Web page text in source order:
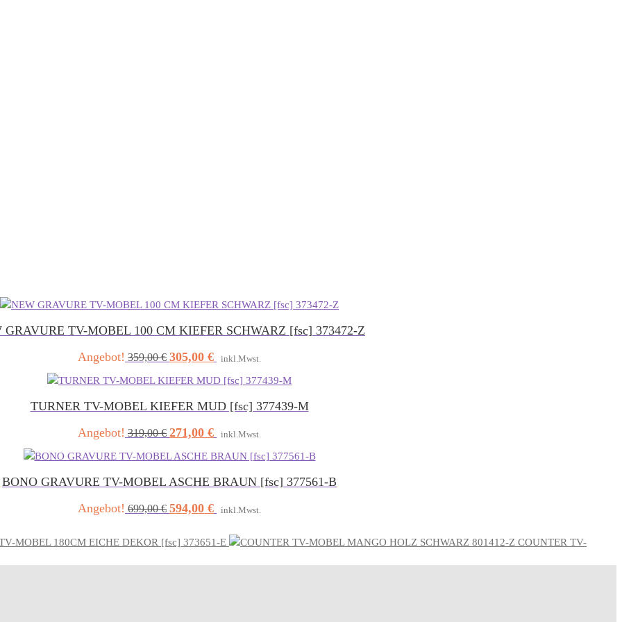
GRAVURE TV-MOBEL 100 CM KIEFER SCHWARZ [fsc] 373472-Z
Angebot! 359,00€ Ursprünglicher
war:
359,00 €
305,00 €Aktueller
ist:
305,00 €.
inkl.Mwst.
TURNER TV-MOBEL KIEFER MUD [fsc] 377439-M
Angebot! 319,00€ Ursprünglicher
war:
319,00 €
271,00 €Aktueller
ist:
271,00 €.
inkl.Mwst.
BONO GRAVURE TV-MOBEL ASCHE BRAUN [fsc] 377561-B
Angebot! 699,00€ Ursprünglicher
war:
594,00 €Aktueller
ist:
inkl.Mwst.
MOBEL 180CM EICHE DEKOR [fsc] 373651-E
COUNTER TV-